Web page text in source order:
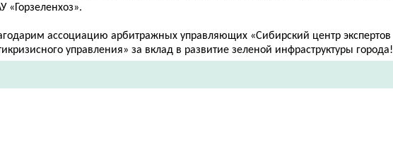
«Горзеленхоз».
ассоциацию арбитражных управляющих «Сибирский центр экспертов
управления» за вклад в развитие зеленой инфраструктуры города!